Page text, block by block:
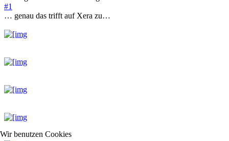
#1
… genau das trifft auf Xera zu…
Wir benutzen Cookies